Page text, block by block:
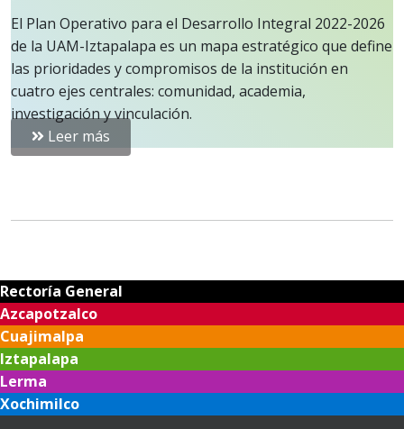
El Plan Operativo para el Desarrollo Integral 2022-2026
de la UAM-Iztapalapa es un mapa estratégico que define
las prioridades y compromisos de la institución en
cuatro ejes centrales: comunidad, academia,
investigación y vinculación.
Leer más
Rectoría General
Azcapotzalco
Cuajimalpa
Iztapalapa
Lerma
Xochimilco